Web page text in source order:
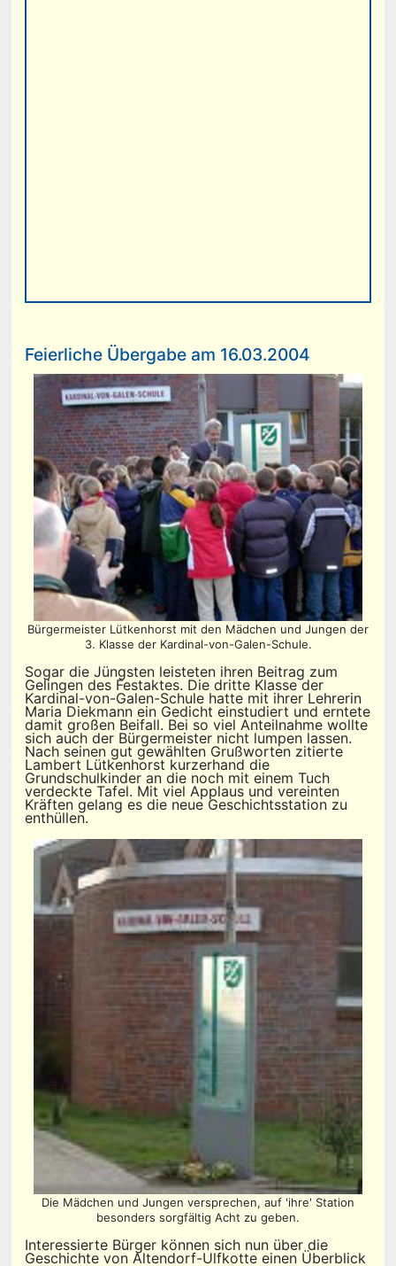
Feierliche Übergabe am 16.03.2004
Bürgermeister Lütkenhorst mit den Mädchen und Jungen der
3. Klasse der Kardinal-von-Galen-Schule.
Sogar die Jüngsten leisteten ihren Beitrag zum
Gelingen des Festaktes. Die dritte Klasse der
Kardinal-von-Galen-Schule hatte mit ihrer Lehrerin
Maria Diekmann ein Gedicht einstudiert und erntete
damit großen Beifall. Bei so viel Anteilnahme wollte
sich auch der Bürgermeister nicht lumpen lassen.
Nach seinen gut gewählten Grußworten zitierte
Lambert Lütkenhorst kurzerhand die
Grundschulkinder an die noch mit einem Tuch
verdeckte Tafel. Mit viel Applaus und vereinten
Kräften gelang es die neue Geschichtsstation zu
enthüllen.
Die Mädchen und Jungen versprechen, auf 'ihre' Station
besonders sorgfältig Acht zu geben.
Interessierte Bürger können sich nun über die
Geschichte von Altendorf-Ulfkotte einen Überblick